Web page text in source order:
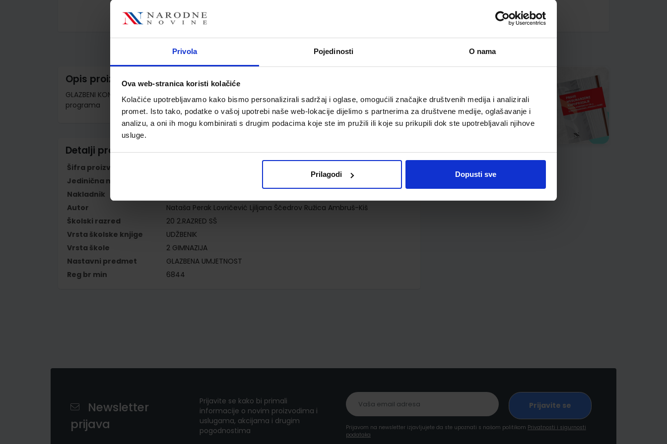
Privola Pojedinosti O nama
Ova web-stranica koristi kolačiće
Kolačiće upotrebljavamo kako bismo personalizirali sadržaj i oglase, omogućili značajke društvenih medija i analizirali
promet. Isto tako, podatke o vašoj upotrebi naše web-lokacije dijelimo s partnerima za društvene medije, oglašavanje i
analizu, a oni ih mogu kombinirati s drugim podacima koje ste im pružili ili koje su prikupili dok ste upotrebljavali njihove
usluge.
Prilagodi Dopusti sve
gallery
Opis proizvoda
GLAZBENI KONTAKTI 2; udžbenik glazbene umjetnosti za drugi razred srednjih škola dvogodišnjeg
programa
Detalji proizvoda
Šifra proizvoda
Jedinična mjera
Nakladnik
Autor
Nataša Perak Lovričević Ljiljana Ščedrov Ružica Ambruš-Kiš
Školski razred
20 2.RAZRED SŠ
Vrsta školske knjige
UDŽBENIK
Vrsta škole
2 GIMNAZIJA
Nastavni predmet
GLAZBENA UMJETNOST
Reg br min
6844
Newsletter
prijava
Prijavite se kako bi primali
informacije o novim proizvodima i
uslugama, akcijama i drugim
pogodnostima
Prijavom na newsletter izjavljujete da ste upoznati s našom politikom Privatnosti i sigurnosti
podataka